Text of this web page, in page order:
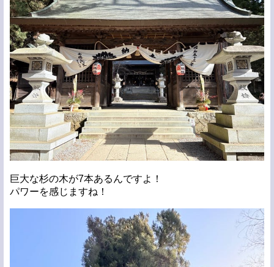
巨大な杉の木が7本あるんですよ！
パワーを感じますね！